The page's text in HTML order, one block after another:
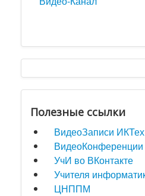
Полезные ссылки
ВидеоЗаписи ИКТех
УчИ во ВКонтакте
Учителя
ЦНППМ